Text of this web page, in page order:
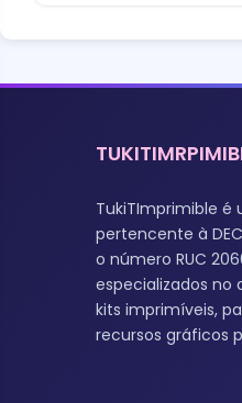
TukiTImprimible
pertencente à
o número RUC
especializados no
kits imprimíveis,
recursos gráficos